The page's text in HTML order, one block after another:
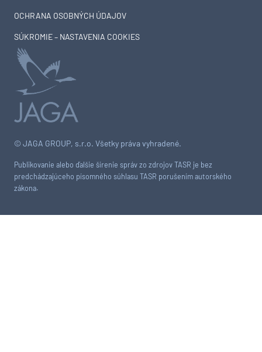
© JAGA GROUP, s.r.o. Všetky práva vyhradené.
Publikovanie alebo ďalšie šírenie správ zo zdrojov TASR je bez
predchádzajúceho písomného súhlasu TASR porušením autorského
zákona.
OCHRANA OSOBNÝCH ÚDAJOV
SÚKROMIE – NASTAVENIA COOKIES